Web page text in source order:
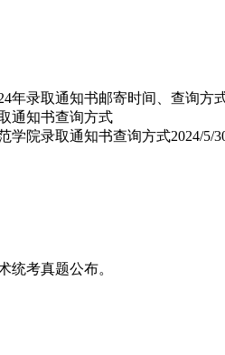
录取通知书邮寄时间、查询方
学院录取通知书查询方式2024/5/
统考真题公布。